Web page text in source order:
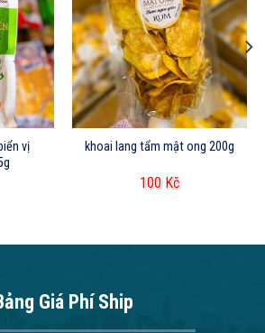
vị
khoai lang tẩm mật ong 200g
100 Kč
Giá Phí Ship